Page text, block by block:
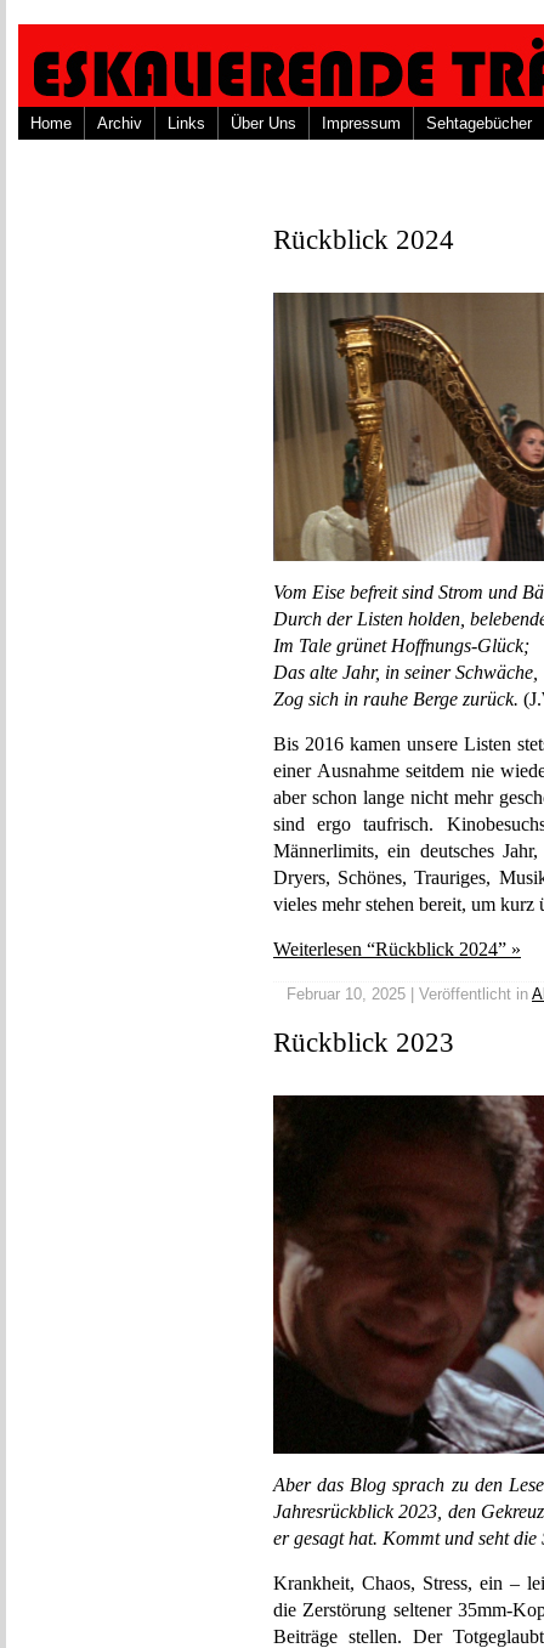
Home Archiv Links Über Uns Impressum Sehtagebücher
Rückblick 2024
Vom Eise befreit sind Strom und
Durch der Listen holden,
Im Tale grünet Hoffnungs-Glück;
Das alte Jahr, in seiner Schwäche,
Zog sich in rauhe Berge zurück.
Bis 2016 kamen unsere Listen
einer Ausnahme seitdem nie
aber schon lange nicht mehr
sind ergo taufrisch.
Männerlimits, ein deutsches
Dryers, Schönes, Trauriges,
vieles mehr stehen bereit, um kurz
Weiterlesen “Rückblick 2024” »
Februar 10, 2025 | Veröffentlicht in
Rückblick 2023
Aber das Blog sprach zu den
Jahresrückblick 2023, den
er gesagt hat. Kommt und seht die
Krankheit, Chaos, Stress, ein –
die Zerstörung seltener 35mm-
Beiträge stellen. Der